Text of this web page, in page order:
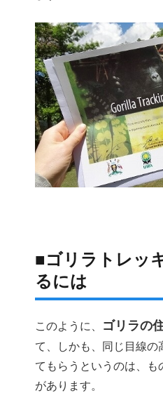
■ゴリラトレッ
るには
このように、 ゴリラの
て、しかも、同じ目線の
てもらうというのは、も
があります。